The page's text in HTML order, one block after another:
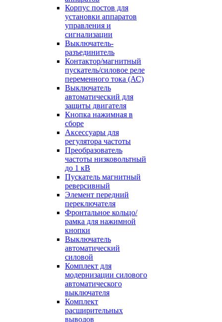
Корпус постов для
установки аппаратов
управления и
сигнализации
Выключатель-
разъединитель
Контактор/магнитный
пускатель/силовое реле
переменного тока (АС)
Выключатель
автоматический для
защиты двигателя
Кнопка нажимная в
сборе
Аксессуары для
регулятора частоты
Преобразователь
частоты низковольтный
до 1 кВ
Пускатель магнитный
реверсивный
Элемент передний
переключателя
Фронтальное кольцо/
рамка для нажимной
кнопки
Выключатель
автоматический
силовой
Комплект для
модернизации силового
автоматического
выключателя
Комплект
расширительных
выводов